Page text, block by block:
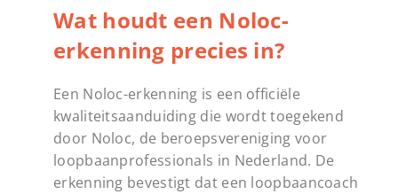
Wat houdt een Noloc-
erkenning precies in?
Een Noloc-erkenning is een officiële
kwaliteitsaanduiding die wordt toegekend
door Noloc, de beroepsvereniging voor
loopbaanprofessionals in Nederland. De
erkenning bevestigt dat een loopbaancoach